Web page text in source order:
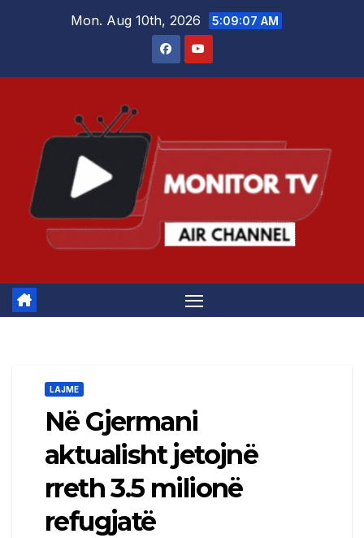
Mon. Aug 10th, 2026 5:09:08 AM
LAJME
Në Gjermani
aktualisht jetojnë
rreth 3.5 milionë
refugjatë